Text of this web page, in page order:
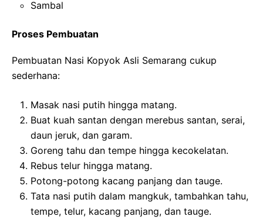
Sambal
Proses Pembuatan
Pembuatan Nasi Kopyok Asli Semarang cukup
sederhana:
Masak nasi putih hingga matang.
Buat kuah santan dengan merebus santan, serai,
daun jeruk, dan garam.
Goreng tahu dan tempe hingga kecokelatan.
Rebus telur hingga matang.
Potong-potong kacang panjang dan tauge.
Tata nasi putih dalam mangkuk, tambahkan tahu,
tempe, telur, kacang panjang, dan tauge.